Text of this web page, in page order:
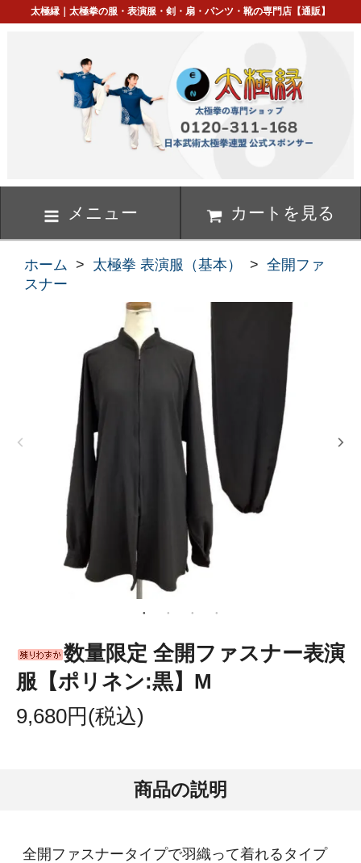
太極縁｜太極拳の服・表演服・剣・扇・パンツ・靴の専門店【通販】
メニュー カートを見る
ホーム > 太極拳 表演服（基本） > 全開ファ
スナー
数量限定 全開ファスナー表演
服【ポリネン:黒】M
9,680円(税込)
商品の説明
全開ファスナータイプで羽織って着れるタイプ